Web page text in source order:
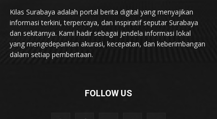
Kilas Surabaya adalah portal berita digital yang menyajikan
informasi terkini, terpercaya, dan inspiratif seputar Surabaya
dan sekitarnya. Kami hadir sebagai jendela informasi lokal
yang mengedepankan akurasi, kecepatan, dan keberimbangan
dalam setiap pemberitaan.
FOLLOW US